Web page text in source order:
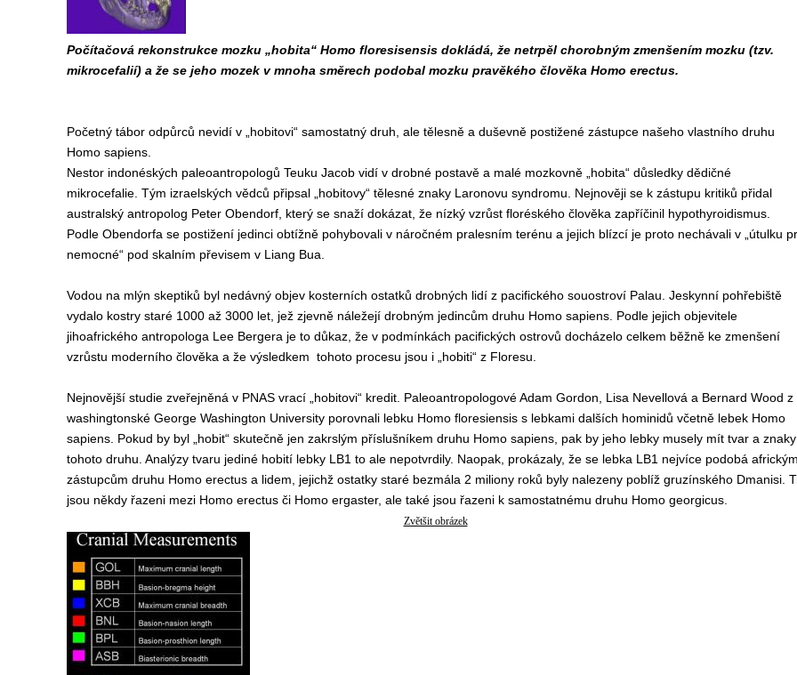
Počítačová rekonstrukce mozku „hobita“ Homo floresisensis dokládá, že netrpěl chorobným zmenšením mozku (tzv.
mikrocefalií) a že se jeho mozek v mnoha směrech podobal mozku pravěkého člověka Homo erectus.
Početný tábor odpůrců nevidí v „hobitovi“ samostatný druh, ale tělesně a duševně postižené zástupce našeho vlastního druhu
Homo sapiens.
Nestor indonéských paleoantropologů Teuku Jacob vidí v drobné postavě a malé mozkovně „hobita“ důsledky dědičné
mikrocefalie. Tým izraelských vědců připsal „hobitovy“ tělesné znaky Laronovu syndromu. Nejnověji se k zástupu kritiků přidal
australský antropolog Peter Obendorf, který se snaží dokázat, že nízký vzrůst floréského člověka zapříčinil hypothyroidismus.
Podle Obendorfa se postižení jedinci obtížně pohybovali v náročném pralesním terénu a jejich blízcí je proto nechávali v „útulku
nemocné“ pod skalním převisem v Liang Bua.
Vodou na mlýn skeptiků byl nedávný objev kosterních ostatků drobných lidí z pacifického souostroví Palau. Jeskynní pohřebiště
vydalo kostry staré 1000 až 3000 let, jež zjevně náležejí drobným jedincům druhu Homo sapiens. Podle jejich objevitele
jihoafrického antropologa Lee Bergera je to důkaz, že v podmínkách pacifických ostrovů docházelo celkem běžně ke zmenšení
vzrůstu moderního člověka a že výsledkem tohoto procesu jsou i „hobiti“ z Floresu.
Nejnovější studie zveřejněná v PNAS vrací „hobitovi“ kredit. Paleoantropologové Adam Gordon, Lisa Nevellová a Bernard Wood z
washingtonské George Washington University porovnali lebku Homo floresiensis s lebkami dalších hominidů včetně lebek Homo
sapiens. Pokud by byl „hobit“ skutečně jen zakrslým příslušníkem druhu Homo sapiens, pak by jeho lebky musely mít tvar a znaky
tohoto druhu. Analýzy tvaru jediné hobití lebky LB1 to ale nepotvrdily. Naopak, prokázaly, že se lebka LB1 nejvíce podobá
zástupcům druhu Homo erectus a lidem, jejichž ostatky staré bezmála 2 miliony roků byly nalezeny poblíž gruzínského Dmanisi.
jsou někdy řazeni mezi Homo erectus či Homo ergaster, ale také jsou řazeni k samostatnému druhu Homo georgicus.
Zvětšit obrázek